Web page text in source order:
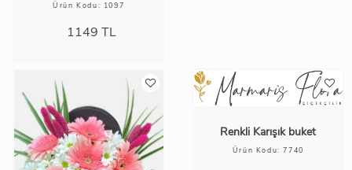
Ürün Kodu: 1097
1149 TL